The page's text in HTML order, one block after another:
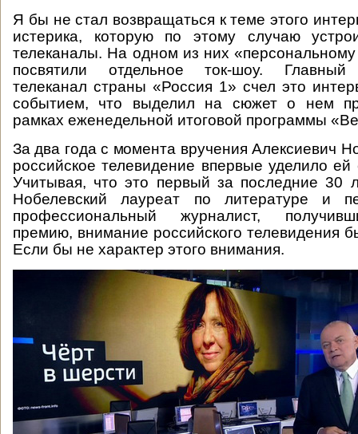
Я бы не стал возвращаться к теме этого
истерика, которую по этому случаю
телеканалы. На одном из них
посвятили отдельное ток-шоу. Главный
телеканал страны «Россия 1» счел это
событием, что выделил на сюжет о нем
рамках еженедельной итоговой программы
За два года с момента вручения Алексиевич
российское телевидение впервые уделило ей
Учитывая, что это первый за последние 30
Нобелевский лауреат по литературе и
профессиональный журналист,
премию, внимание российского телевидения
Если бы не характер этого внимания.